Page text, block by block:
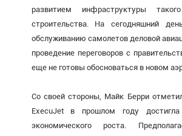
развитием инфраструктуры
строительства. На сегодняшний
обслуживанию самолетов деловой
проведение переговоров с
еще не готовы обосноваться в новом
Со своей стороны, Майк Берри
ExecuJet в прошлом году достигла
экономического роста.